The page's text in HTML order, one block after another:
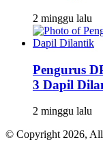
2 minggu lalu
Pengurus
3 Dapil
2 minggu lalu
© Copyright 2026,